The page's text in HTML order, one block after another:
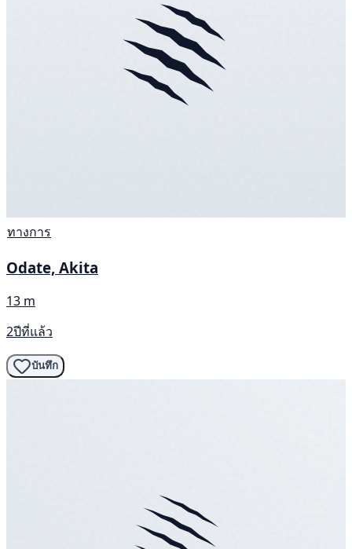
ทางการ
Odate, Akita
13 m
2ปีที่แล้ว
บันทึก